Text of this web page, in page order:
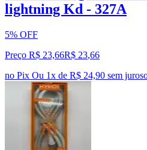
lightning Kd - 327A
5% OFF
Preço R$ 23,66R$ 23,66
no Pix Ou 1x de R$ 24,90 sem juros